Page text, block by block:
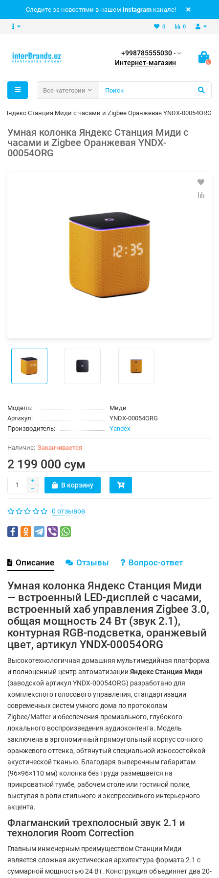
Следите за новостями в нашем Instagram канале!
0
0
+998785555030 -
Интернет-магазин
0
Все категории
Яндекс Станция Миди с часами и Zigbee Оранжевая YNDX-00054ORG
Умная колонка Яндекс Станция Миди с
часами и Zigbee Оранжевая YNDX-
00054ORG
Модель:
Миди
Артикул:
YNDX-00054ORG
Производитель:
Yandex
Заканчивается
2 199 000 сум
В корзину
0 отзывов
Описание Отзывы Вопрос-ответ
Умная колонка Яндекс Станция Миди
— встроенный LED-дисплей с часами,
встроенный хаб управления Zigbee 3.0,
общая мощность 24 Вт (звук 2.1),
контурная RGB-подсветка, оранжевый
цвет, артикул YNDX-00054ORG
Высокотехнологичная домашняя мультимедийная платформа
и полноценный центр автоматизации Яндекс Станция Миди
(заводской артикул YNDX-00054ORG) разработано для
комплексного голосового управления, стандартизации
современных систем умного дома по протоколам
Zigbee/Matter и обеспечения премиального, глубокого
локального воспроизведения аудиоконтента. Модель
заключена в эргономичный прямоугольный корпус сочного
оранжевого оттенка, обтянутый специальной износостойкой
акустической тканью. Благодаря выверенным габаритам
(96×96×110 мм) колонка без труда размещается на
прикроватной тумбе, рабочем столе или гостиной полке,
выступая в роли стильного и экспрессивного интерьерного
акцента.
Флагманский трехполосный звук 2.1 и
технология Room Correction
Главным инженерным преимуществом Станции Миди
является сложная акустическая архитектура формата 2.1 с
суммарной мощностью 24 Вт. Конструкция объединяет два 20-